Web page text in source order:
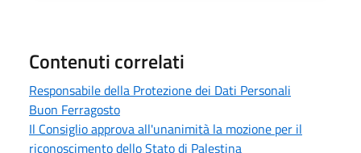
Contenuti correlati
Responsabile della Protezione dei Dati Personali
Buon Ferragosto
Il Consiglio approva all'unanimità la mozione per il
riconoscimento dello Stato di Palestina